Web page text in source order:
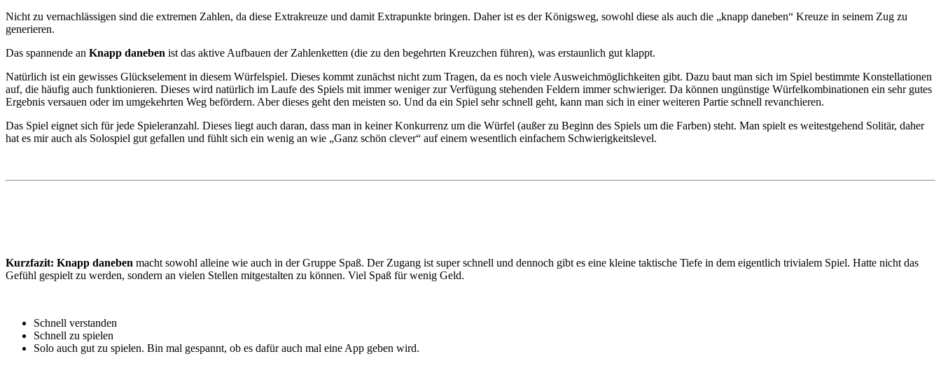
Nicht zu vernachlässigen sind die extremen Zahlen, da diese Extrakreuze und damit Extrapunkte bringen. Daher ist es der Königsweg, sowohl diese als auch die „knapp daneben“ Kreuze in seinem Zug zu
generieren.
Das spannende an Knapp daneben ist das aktive Aufbauen der Zahlenketten (die zu den begehrten Kreuzchen führen), was erstaunlich gut klappt.
Natürlich ist ein gewisses Glückselement in diesem Würfelspiel. Dieses kommt zunächst nicht zum Tragen, da es noch viele Ausweichmöglichkeiten gibt. Dazu baut man sich im Spiel bestimmte Konstellationen
auf, die häufig auch funktionieren. Dieses wird natürlich im Laufe des Spiels mit immer weniger zur Verfügung stehenden Feldern immer schwieriger. Da können ungünstige Würfelkombinationen ein sehr gutes
Ergebnis versauen oder im umgekehrten Weg befördern. Aber dieses geht den meisten so. Und da ein Spiel sehr schnell geht, kann man sich in einer weiteren Partie schnell revanchieren.
Das Spiel eignet sich für jede Spieleranzahl. Dieses liegt auch daran, dass man in keiner Konkurrenz um die Würfel (außer zu Beginn des Spiels um die Farben) steht. Man spielt es weitestgehend Solitär, daher
hat es mir auch als Solospiel gut gefallen und fühlt sich ein wenig an wie „Ganz schön clever“ auf einem wesentlich einfachem Schwierigkeitslevel.
Kurzfazit: Knapp daneben macht sowohl alleine wie auch in der Gruppe Spaß. Der Zugang ist super schnell und dennoch gibt es eine kleine taktische Tiefe in dem eigentlich trivialem Spiel. Hatte nicht das
Gefühl gespielt zu werden, sondern an vielen Stellen mitgestalten zu können. Viel Spaß für wenig Geld.
Schnell verstanden
Schnell zu spielen
Solo auch gut zu spielen. Bin mal gespannt, ob es dafür auch mal eine App geben wird.